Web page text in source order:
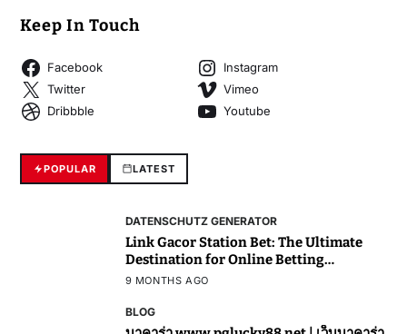
Keep In Touch
Facebook
Instagram
Twitter
Vimeo
Dribbble
Youtube
POPULAR LATEST
DATENSCHUTZ GENERATOR
Link Gacor Station Bet: The Ultimate
Destination for Online Betting
Enthusiasts
9 MONTHS AGO
BLOG